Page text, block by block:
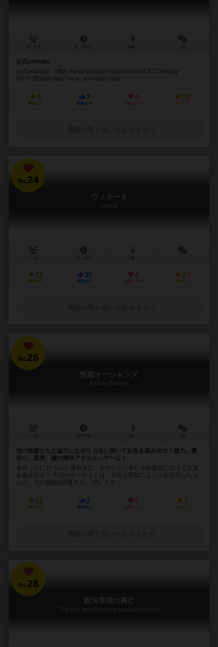
公式youtube
公式youtube https://www.youtube.com/channel/UCCcINwZg-
HUYcGEljblHswQ?view_as=subscriber ...
9
興味あり
7
経験あり
4
お気に入り
20
持ってる
No.24
ヴィネータ
Vineta
12
興味あり
35
経験あり
4
お気に入り
27
持ってる
No.25
怪盗オーシャンズ
Kaitou Oceans
他の怪盗たちと協力しながらも出し抜いてお宝を盗み出せ！協力、裏
切り、真実、嘘の痛快アクションゲーム！
谷洋（たに ひろし）通称タニ・オーシャン率いる怪盗団になってお宝
を盗み出せ！ 今回のターゲットは、不当な利益によって巨大化したカ
ジノ。その総額160億ドル。 プレイヤ...
12
興味あり
2
経験あり
0
お気に入り
7
持ってる
No.26
銀河帝国の興亡
The rise and fall of the galactic empire